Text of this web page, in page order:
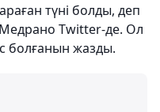
түні болды, деп
Twitter-де. Ол
болғанын жазды.